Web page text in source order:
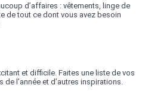
d’affaires : vêtements, linge de
de tout ce dont vous avez besoin
et difficile. Faites une liste de vos
l’année et d’autres inspirations.